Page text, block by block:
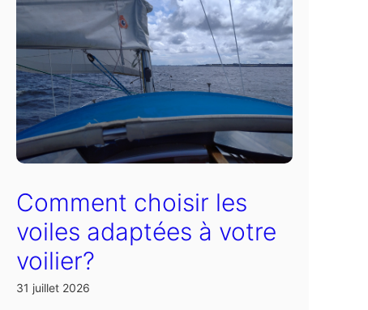
Comment choisir les
voiles adaptées à votre
voilier?
31 juillet 2026